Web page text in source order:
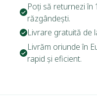
Poți să returnezi în
răzgândești.
Livrare gratuită de
Livrăm oriunde în
rapid și eficient.